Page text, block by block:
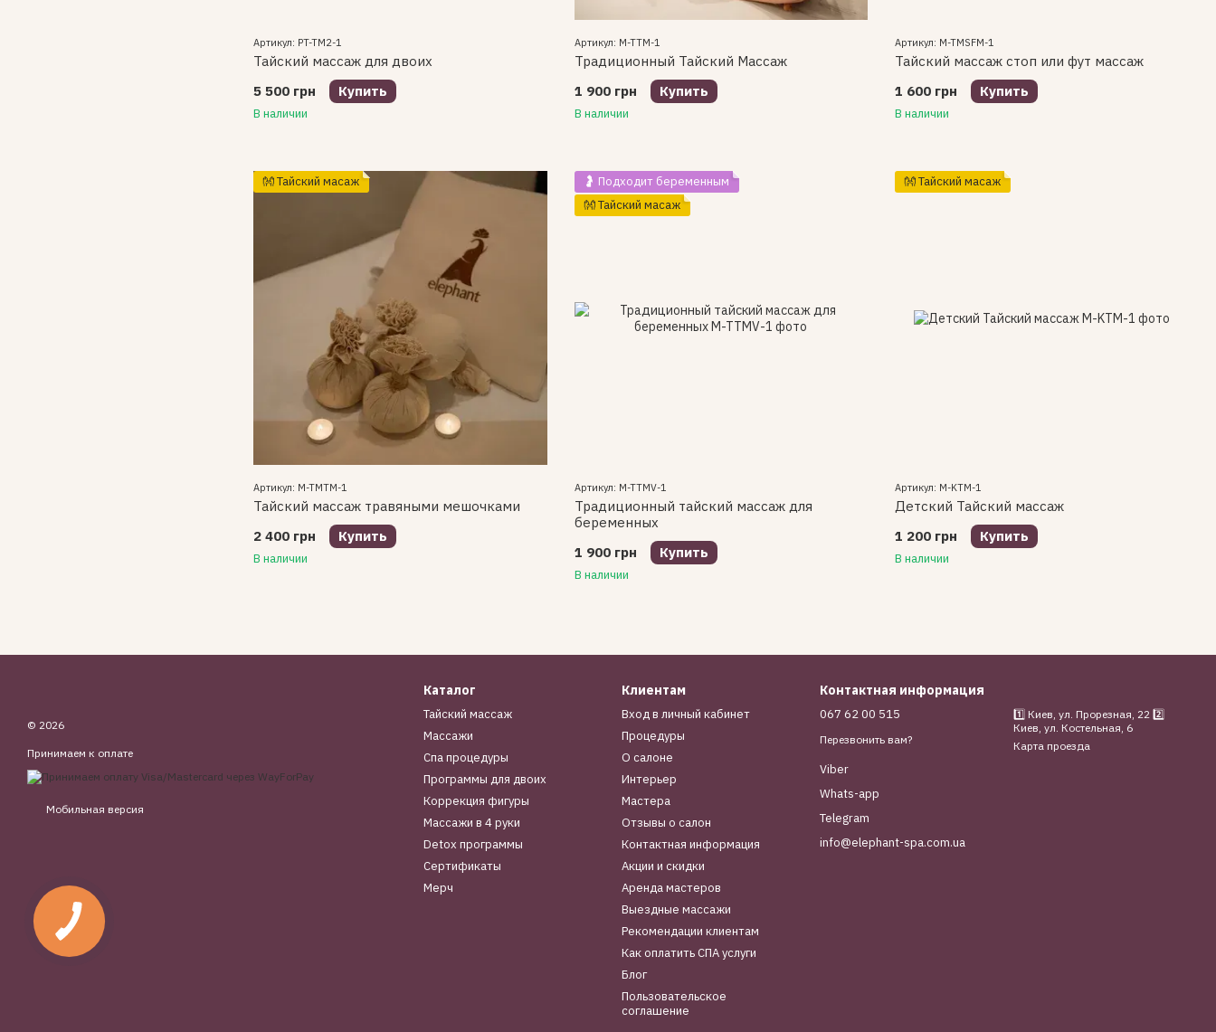
Артикул: PT-TM2-1
Тайский массаж для двоих
5 500 грн
Купить
В наличии
Артикул: M-TTM-1
Традиционный Тайский Массаж
1 900 грн
Купить
В наличии
Артикул: M-TMSFM-1
Тайский массаж стоп или фут массаж
1 600 грн
Купить
В наличии
👐 Тайский масаж
Артикул: M-TMTM-1
Тайский массаж травяными мешочками
2 400 грн
Купить
В наличии
🤰 Подходит беременным
👐 Тайский масаж
Артикул: M-TTMV-1
Традиционный тайский массаж для
беременных
1 900 грн
Купить
В наличии
👐 Тайский масаж
Артикул: M-KTM-1
Детский Тайский массаж
1 200 грн
Купить
В наличии
© 2026
Принимаем к оплате
Мобильная версия
Каталог
Тайский массаж
Массажи
Спа процедуры
Программы для двоих
Коррекция фигуры
Массажи в 4 руки
Detox программы
Сертификаты
Мерч
Клиентам
Вход в личный кабинет
Процедуры
О салоне
Интерьер
Мастера
Отзывы о салон
Контактная информация
Акции и скидки
Аренда мастеров
Выездные массажи
Рекомендации клиентам
Как оплатить СПА услуги
Блог
Пользовательское
соглашение
Контактная информация
067 62 00 515
Перезвонить вам?
Viber
Whats-app
Telegram
info@elephant-spa.com.ua
1️⃣ Киев, ул. Прорезная, 22 2️⃣
Киев, ул. Костельная, 6
Карта проезда